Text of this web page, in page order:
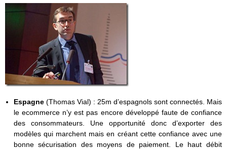
Espagne (Thomas Vial) : 25m d’espagnols sont connectés. Mais
le ecommerce n’y est pas encore développé faute de confiance
des consommateurs. Une opportunité donc d’exporter des
modèles qui marchent mais en créant cette confiance avec une
bonne sécurisation des moyens de paiement. Le haut débit